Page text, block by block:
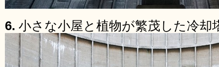
6. 小さな小屋と植物が繁茂した冷却